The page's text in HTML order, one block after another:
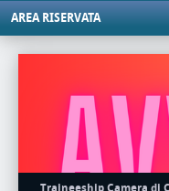
AREA RISERVATA
Traineeship Camera di